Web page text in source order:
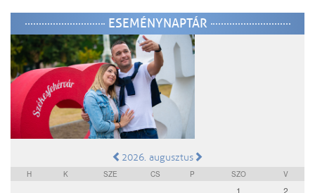
ESEMÉNYNAPTÁR
2026. augusztus
H K SZE CS P SZO V
1 2